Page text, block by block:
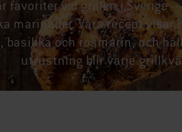
favoriter vid grillen i Sverige
marinader. Våra recept
basilika och rosmarin, och
utrustning blir varje